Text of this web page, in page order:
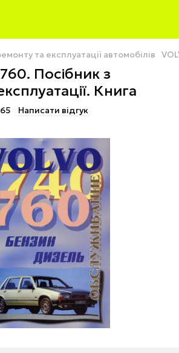
та експлуатації автомобілів
Посібник з
Книга
Написати відгук